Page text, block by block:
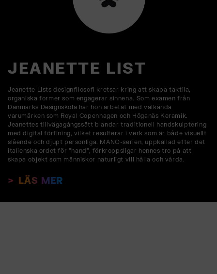
JEANETTE LIST
Jeanette Lists designfilosofi kretsar kring att skapa taktila,
organiska former som engagerar sinnena. Som examen från
Danmarks Designskola har hon arbetat med välkända
varumärken som Royal Copenhagen och Höganäs Keramik.
Jeanettes tillvägagångssätt blandar traditionell handskulptering
med digital förfining, vilket resulterar i verk som är både visuellt
slående och djupt personliga. MANO-serien, uppkallad efter det
italienska ordet för "hand", förkroppsligar hennes tro på att
skapa objekt som människor naturligt vill hålla och vårda.
LÄS MER